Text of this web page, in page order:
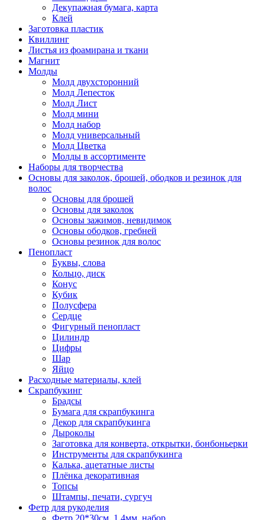
Декупажная бумага, карта
Клей
Заготовка пластик
Квиллинг
Листья из фоамирана и ткани
Магнит
Молды
Молд двухсторонний
Молд Лепесток
Молд Лист
Молд мини
Молд набор
Молд универсальный
Молд Цветка
Молды в ассортименте
Наборы для творчества
Основы для заколок, брошей, ободков и резинок для
волос
Основы для брошей
Основы для заколок
Основы зажимов, невидимок
Основы ободков, гребней
Основы резинок для волос
Пенопласт
Буквы, слова
Кольцо, диск
Конус
Кубик
Полусфера
Сердце
Фигурный пенопласт
Цилиндр
Цифры
Шар
Яйцо
Расходные материалы, клей
Скрапбукинг
Брадсы
Бумага для скрапбукинга
Декор для скрапбукинга
Дыроколы
Заготовка для конверта, открытки, бонбоньерки
Инструменты для скрапбукинга
Калька, ацетатные листы
Плёнка декоративная
Топсы
Штампы, печати, сургуч
Фетр для рукоделия